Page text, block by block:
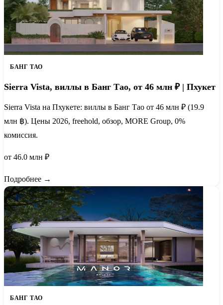
БАНГ ТАО
Sierra Vista, виллы в Банг Тао, от 46 млн ₽ | Пхукет
Sierra Vista на Пхукете: виллы в Банг Тао от 46 млн ₽ (19.9
млн ฿). Цены 2026, freehold, обзор, MORE Group, 0%
комиссия.
от 46.0 млн ₽
Подробнее →
БАНГ ТАО